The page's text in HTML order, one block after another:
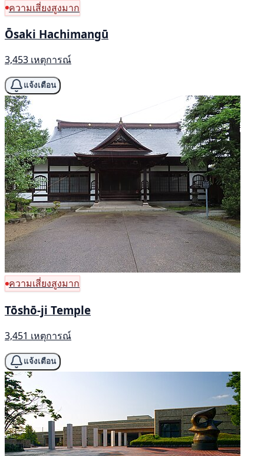
ความเสี่ยงสูงมาก
Ōsaki Hachimangū
3,453 เหตุการณ์
แจ้งเตือน
ความเสี่ยงสูงมาก
Tōshō-ji Temple
3,451 เหตุการณ์
แจ้งเตือน